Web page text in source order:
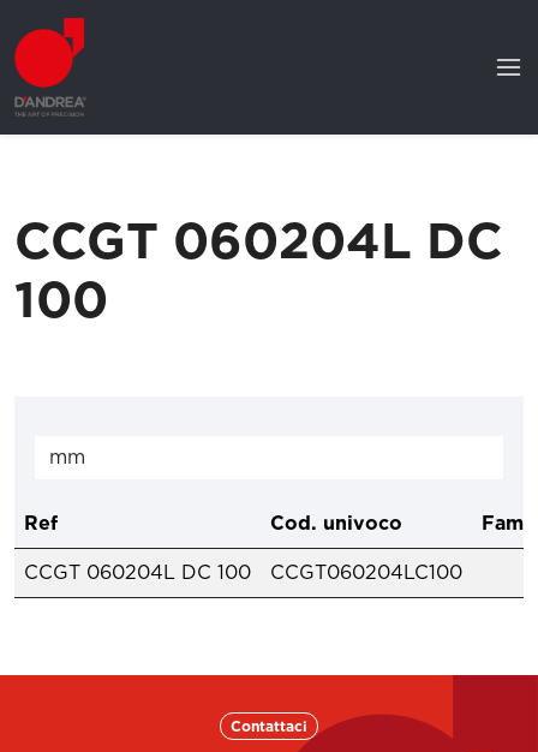
CCGT 060204L DC
100
Ref Cod. univoco
CCGT 060204L DC 100 CCGT060204LC100
Contattaci